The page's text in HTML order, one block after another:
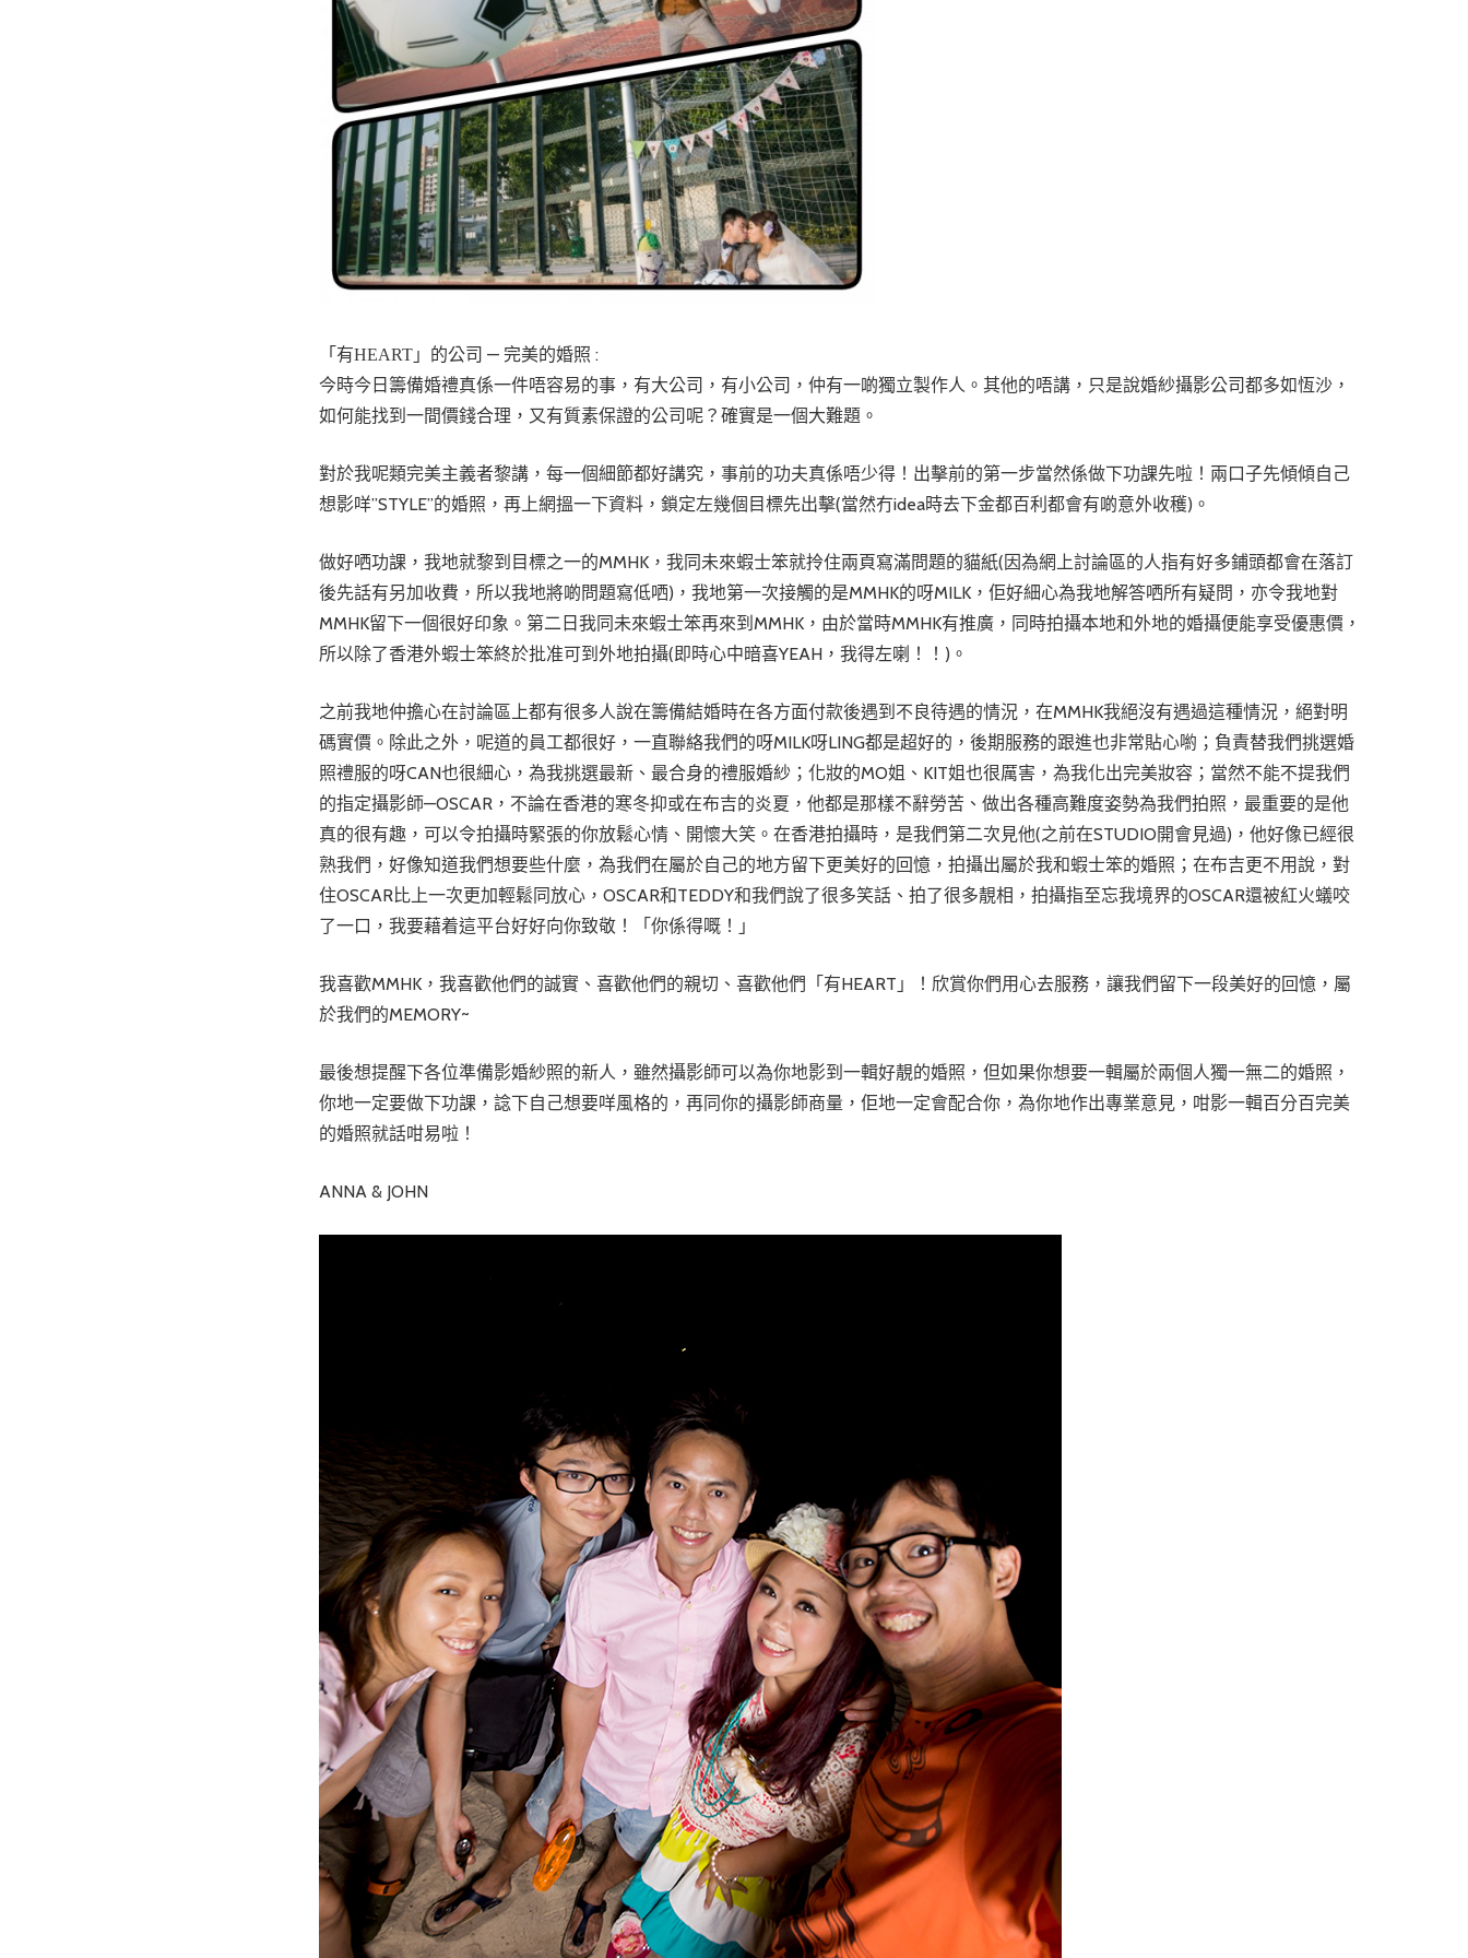
「有HEART 」的公司 — 完美的婚照 :
今時今日籌備婚禮真係一件唔容易的事，有大公司，有小公司，仲有一啲獨立製作人。其他的唔講，只是說婚紗攝影公司都多如恆沙，
如何能找到一間價錢合理，又有質素保證的公司呢？確實是一個大難題。
對於我呢類完美主義者黎講，每一個細節都好講究，事前的功夫真係唔少得！出擊前的第一步當然係做下功課先啦！兩口子先傾傾自己
想影咩”STYLE”的婚照，再上網搵一下資料，鎖定左幾個目標先出擊(當然冇idea時去下金都百利都會有啲意外收穫)。
做好哂功課，我地就黎到目標之一的MMHK，我同未來蝦士笨就拎住兩頁寫滿問題的貓紙(因為網上討論區的人指有好多鋪頭都會在落訂
後先話有另加收費，所以我地將啲問題寫低哂)，我地第一次接觸的是MMHK的呀MILK，佢好細心為我地解答哂所有疑問，亦令我地對
MMHK留下一個很好印象。第二日我同未來蝦士笨再來到MMHK，由於當時MMHK有推廣，同時拍攝本地和外地的婚攝便能享受優惠價，
所以除了香港外蝦士笨終於批准可到外地拍攝(即時心中暗喜YEAH，我得左喇！！)。
之前我地仲擔心在討論區上都有很多人說在籌備結婚時在各方面付款後遇到不良待遇的情況，在MMHK我絕沒有遇過這種情況，絕對明
碼實價。除此之外，呢道的員工都很好，一直聯絡我們的呀MILK呀LING都是超好的，後期服務的跟進也非常貼心喲；負責替我們挑選婚
照禮服的呀CAN也很細心，為我挑選最新、最合身的禮服婚紗；化妝的MO姐、KIT姐也很厲害，為我化出完美妝容；當然不能不提我們
的指定攝影師—OSCAR，不論在香港的寒冬抑或在布吉的炎夏，他都是那樣不辭勞苦、做出各種高難度姿勢為我們拍照，最重要的是他
真的很有趣，可以令拍攝時緊張的你放鬆心情、開懷大笑。在香港拍攝時，是我們第二次見他(之前在STUDIO開會見過)，他好像已經很
熟我們，好像知道我們想要些什麼，為我們在屬於自己的地方留下更美好的回憶，拍攝出屬於我和蝦士笨的婚照；在布吉更不用說，對
住OSCAR比上一次更加輕鬆同放心，OSCAR和TEDDY和我們說了很多笑話、拍了很多靚相，拍攝指至忘我境界的OSCAR還被紅火蟻咬
了一口，我要藉着這平台好好向你致敬！「你係得嘅！」
我喜歡MMHK，我喜歡他們的誠實、喜歡他們的親切、喜歡他們「有HEART」！欣賞你們用心去服務，讓我們留下一段美好的回憶，屬
於我們的MEMORY~
最後想提醒下各位準備影婚紗照的新人，雖然攝影師可以為你地影到一輯好靚的婚照，但如果你想要一輯屬於兩個人獨一無二的婚照，
你地一定要做下功課，諗下自己想要咩風格的，再同你的攝影師商量，佢地一定會配合你，為你地作出專業意見，咁影一輯百分百完美
的婚照就話咁易啦！
ANNA & JOHN